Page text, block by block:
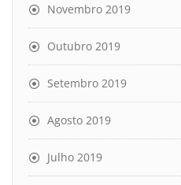
Novembro 2019
Outubro 2019
Setembro 2019
Agosto 2019
Julho 2019